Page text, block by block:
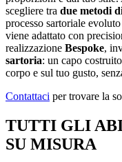
scegliere tra due metodi
processo sartoriale
viene adattato con
realizzazione Bespoke,
sartoria: un capo
corpo e sul tuo gusto,
Contattaci per trovare la
TUTTI GLI
SU MISURA